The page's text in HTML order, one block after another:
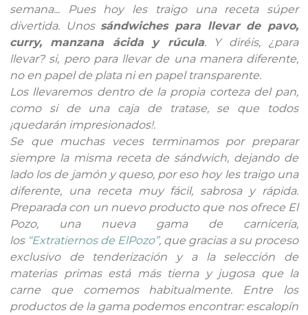
semana... Pues hoy les traigo una receta súper
divertida. Unos sándwiches para llevar de pavo,
curry, manzana ácida y rúcula. Y diréis, ¿para
llevar? si, pero para llevar de una manera diferente,
no en papel de plata ni en papel transparente.
Los llevaremos dentro de la propia corteza del pan,
como si de una caja de tratase, se que todos
¡quedarán impresionados!.
Se que muchas veces terminamos por preparar
siempre la misma receta de sándwich, dejando de
lado los de jamón y queso, por eso hoy les traigo una
diferente, una receta muy fácil, sabrosa y rápida.
Preparada con un nuevo producto que nos ofrece El
Pozo, una nueva gama de carnicería,
los “Extratiernos de ElPozo”, que gracias a su proceso
exclusivo de tenderización y a la selección de
materias primas está más tierna y jugosa que la
carne que comemos habitualmente. Entre los
productos de la gama podemos encontrar: escalopín